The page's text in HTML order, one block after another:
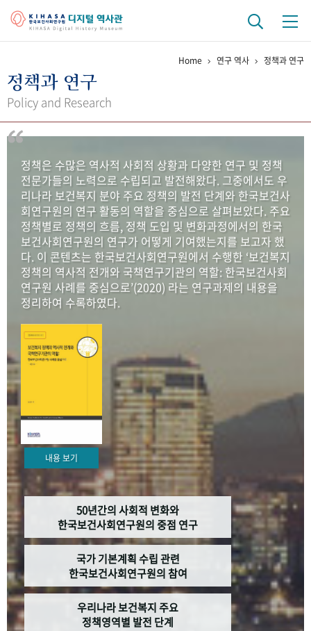
걸어온 길 기관 변천사
연구 역사
정책과 연구 키워드로 보는 연구 역사
연구자들
간행물 변천사
기록물 아카이브
사진 아카이브 문서 기록물 행정박물 영상 기록물
50+1주년 기념
성과 50선 숫자로 보는 50년
세계와 함께 한 KIHASA
VR 역사관
Home 연구 역사 정책과 연구
정책과 연구
Policy and Research
정책은 수많은 역사적 사회적 상황과 다양한 연구 및 정책
전문가들의 노력으로 수립되고 발전해왔다. 그중에서도 우
리나라 보건복지 분야 주요 정책의 발전 단계와 한국보건사
회연구원의 연구 활동의 역할을 중심으로 살펴보았다. 주요
정책별로 정책의 흐름, 정책 도입 및 변화과정에서의 한국
보건사회연구원의 연구가 어떻게 기여했는지를 보고자 했
다. 이 콘텐츠는 한국보건사회연구원에서 수행한 ‘보건복지
정책의 역사적 전개와 국책연구기관의 역할: 한국보건사회
연구원 사례를 중심으로’(2020) 라는 연구과제의 내용을
정리하여 수록하였다.
내용 보기
50년간의 사회적 변화와
한국보건사회연구원의 중점 연구
국가 기본계획 수립 관련
한국보건사회연구원의 참여
우리나라 보건복지 주요
정책영역별 발전 단계